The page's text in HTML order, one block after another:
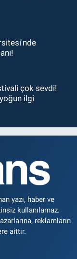
çok sevdi!
ilgi
yazı, haber ve
kullanılamaz.
reklamların
aittir.